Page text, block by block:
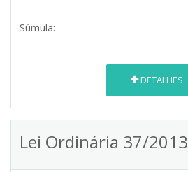
Súmula:
DETALHES
Lei Ordinária 37/2013